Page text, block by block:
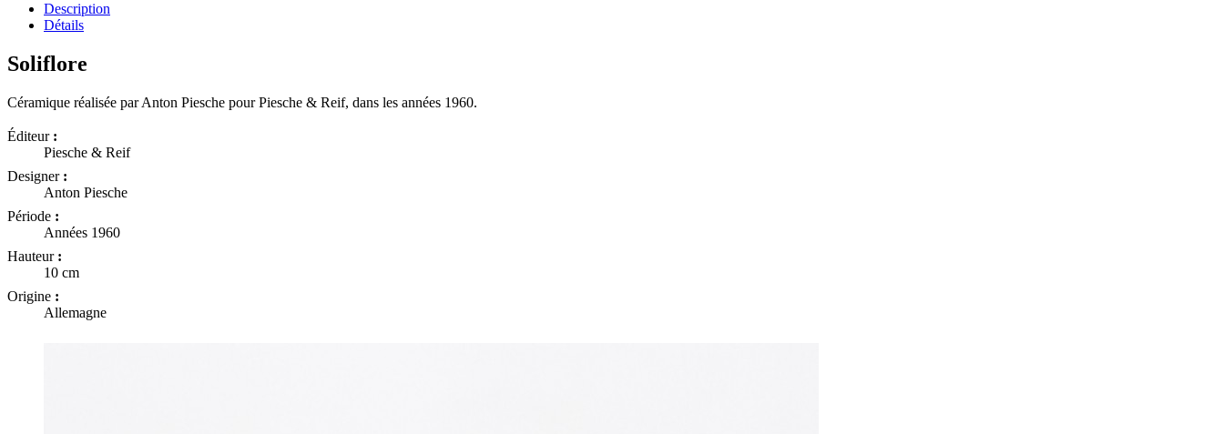
Description
Détails
Soliflore
Céramique réalisée parAnton Piesche pourPiesche & Reif, dans les années 1960.
Éditeur :
Piesche & Reif
Designer :
Anton Piesche
Période :
Années 1960
Hauteur :
10 cm
Origine :
Allemagne